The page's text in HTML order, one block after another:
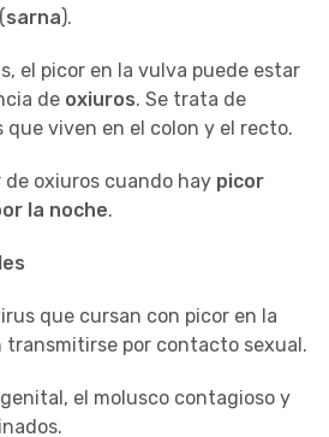
sarna).
el picor en la vulva puede estar
de oxiuros. Se trata de
viven en el colon y el recto.
de oxiuros cuando hay picor
la noche.
que cursan con picor en la
transmitirse por contacto sexual.
el molusco contagioso y